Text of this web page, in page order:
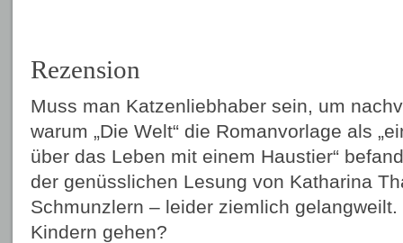
Rezension
Muss man Katzenliebhaber sein, um
warum „Die Welt“ die Romanvorlage als
über das Leben mit einem Haustier“
der genüsslichen Lesung von Katharina
Schmunzlern – leider ziemlich
Kindern gehen?